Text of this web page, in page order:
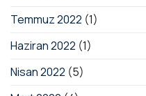
Temmuz 2022 (1)
Haziran 2022 (1)
Nisan 2022 (5)